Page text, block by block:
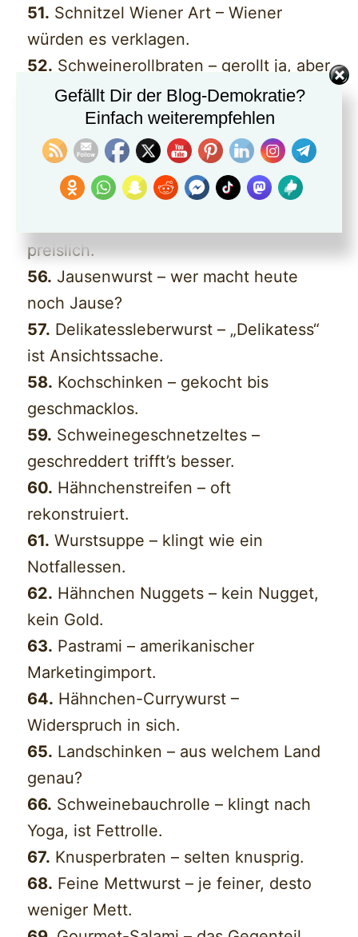
51. Schnitzel Wiener Art – Wiener
würden es verklagen.
52. Schweinerollbraten – gerollt ja, aber
was drin ist?
Puten-Cordon-Bleu – kein „Bleu“
weit und breit.
Mettbrötchen – Brötchen echt,
Mett manchmal fraglich.
preislich.
56. Jausenwurst – wer macht heute
noch Jause?
57. Delikatessleberwurst – „Delikatess“
ist Ansichtssache.
58. Kochschinken – gekocht bis
geschmacklos.
59. Schweinegeschnetzeltes –
geschreddert trifft’s besser.
60. Hähnchenstreifen – oft
rekonstruiert.
61. Wurstsuppe – klingt wie ein
Notfallessen.
62. Hähnchen Nuggets – kein Nugget,
kein Gold.
63. Pastrami – amerikanischer
Marketingimport.
64. Hähnchen-Currywurst –
Widerspruch in sich.
65. Landschinken – aus welchem Land
genau?
66. Schweinebauchrolle – klingt nach
Yoga, ist Fettrolle.
67. Knusperbraten – selten knusprig.
68. Feine Mettwurst – je feiner, desto
weniger Mett.
Gefällt Dir der Blog-Demokratie?
Einfach weiterempfehlen